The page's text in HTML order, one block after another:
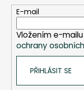
E-mail
Vložením e-
ochrany
PŘIHLÁSIT SE